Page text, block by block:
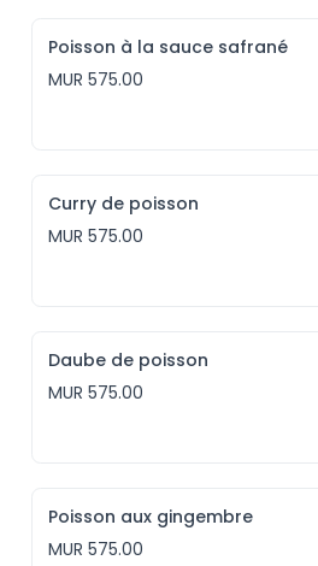
Poisson à la sauce safrané
MUR 575.00
Curry de poisson
MUR 575.00
Daube de poisson
MUR 575.00
Poisson aux gingembre
MUR 575.00